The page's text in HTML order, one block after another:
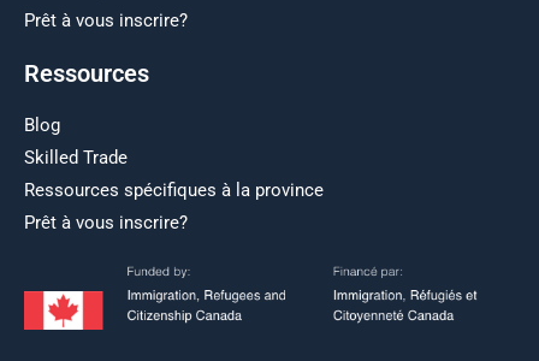
Prêt à vous inscrire?
Ressources
Blog
Skilled Trade
Ressources spécifiques à la province
Prêt à vous inscrire?